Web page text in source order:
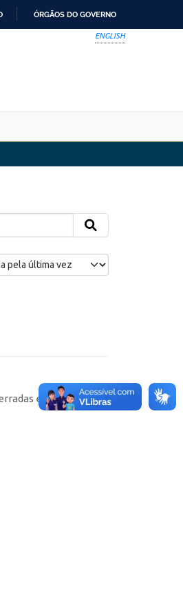
ÓRGÃOS DO GOVERNO
ENGLISH
em cada